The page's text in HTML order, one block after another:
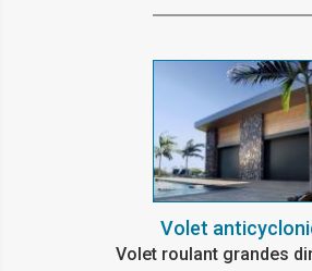
Volet
Volet roulant grandes